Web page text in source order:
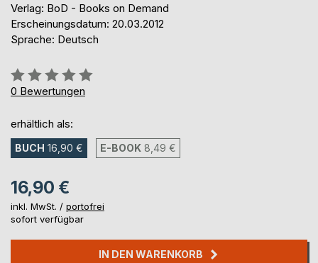
Verlag: BoD - Books on Demand
Erscheinungsdatum: 20.03.2012
Sprache: Deutsch
Bewertung::
0%
0 Bewertungen
erhältlich als:
BUCH 16,90 € E-BOOK 8,49 €
16,90 €
inkl. MwSt. / portofrei
sofort verfügbar
IN DEN WARENKORB